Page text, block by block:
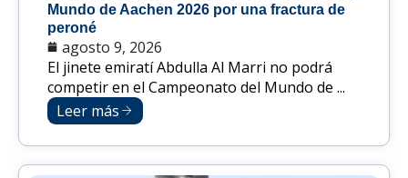
Mundo de Aachen 2026 por una fractura de
peroné
agosto 9, 2026
El jinete emiratí Abdulla Al Marri no podrá
competir en el Campeonato del Mundo de ...
Leer más